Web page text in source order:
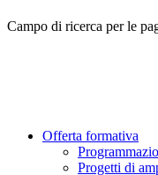
Campo di ricerca per le
Offerta formativa
Progetti di